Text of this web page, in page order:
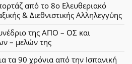
από το 8ο Ελευθεριακό
& Διεθνιστικής Αλληλεγγύης
της ΑΠΟ – ΟΣ και
– μελών της
90 χρόνια από την Ισπανική